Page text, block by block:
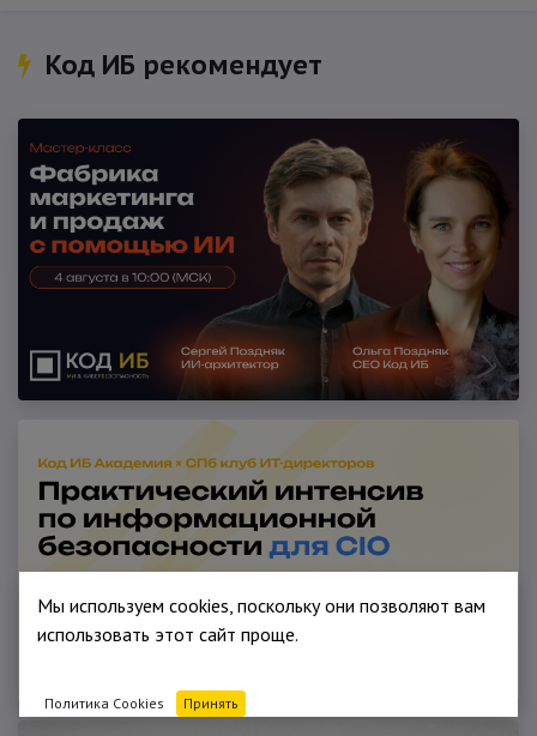
Код ИБ рекомендует
Мы используем cookies, поскольку они позволяют вам
использовать этот сайт проще.
Политика Cookies Принять